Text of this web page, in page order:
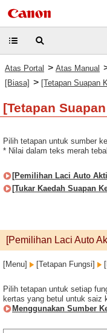
Atas Portal > Atas Manual
[Biasa] > [Tetapan Suapan
[Tetapan
Pilih tetapan untuk sumber
* Nilai dalam teks merah
[Pemilihan Laci Auto
[Tukar Kaedah Suapan
[Pemilihan Laci Auto
[Menu] [Tetapan Fungsi]
Pilih tetapan untuk setiap
kertas yang betul untuk saiz
Menggunakan Sumber